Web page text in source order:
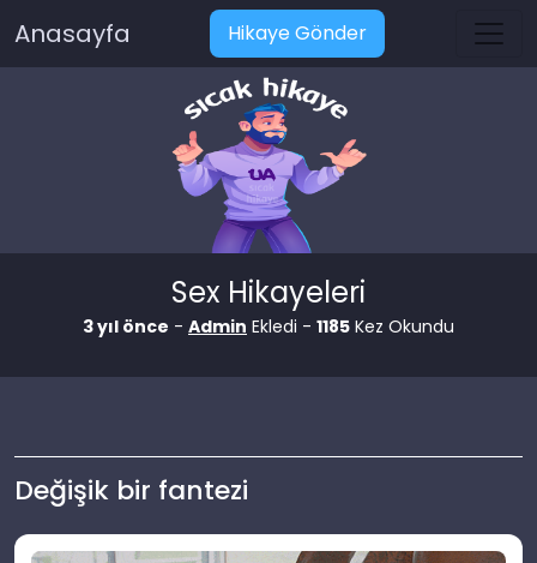
Anasayfa Hikaye Gönder
Sex Hikayeleri
3 yıl önce - Admin Ekledi - 1185 Kez Okundu
Değişik bir fantezi